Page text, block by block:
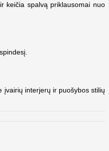
keičia spalvą priklausomai nuo
įvairių interjerų ir puošybos stilių